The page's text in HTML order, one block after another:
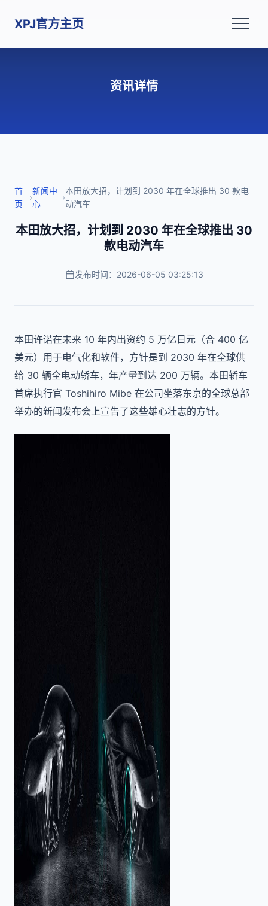
XPJ官方主页
资讯详情
首
页
›
新闻中
心
›
本田放大招，计划到 2030 年在全球推出 30 款电
动汽车
本田放大招，计划到 2030 年在全球推出 30
款电动汽车
发布时间：2026-06-05 03:25:13
本田许诺在未来 10 年内出资约 5 万亿日元（合 400 亿
美元）用于电气化和软件，方针是到 2030 年在全球供
给 30 辆全电动轿车，年产量到达 200 万辆。本田轿车
首席执行官 Toshihiro Mibe 在公司坐落东京的全球总部
举办的新闻发布会上宣告了这些雄心壮志的方针。